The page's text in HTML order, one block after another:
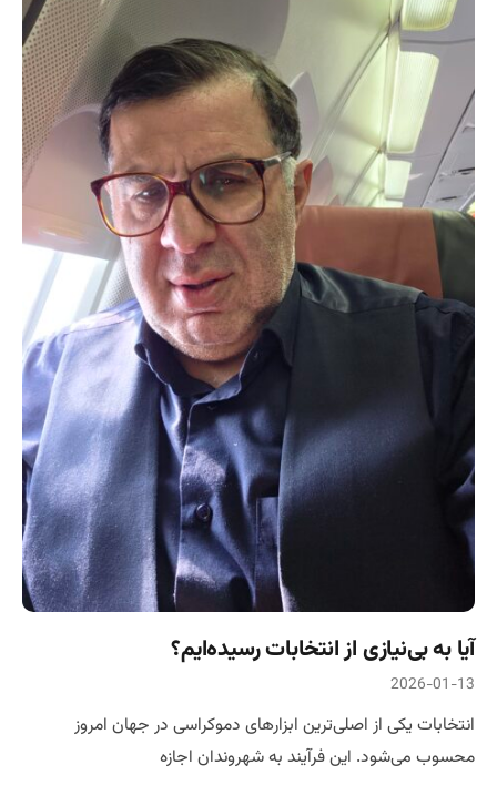
آیا به بی‌نیازی از انتخابات رسیده‌ایم؟
2026-01-13
انتخابات یکی از اصلی‌ترین ابزارهای دموکراسی در جهان امروز
محسوب می‌شود. این فرآیند به شهروندان اجازه